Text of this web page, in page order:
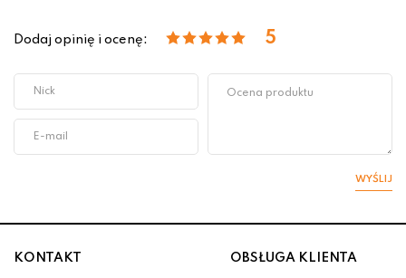
Dodaj opinię i ocenę: 5
WYŚLIJ
KONTAKT OBSŁUGA KLIENTA